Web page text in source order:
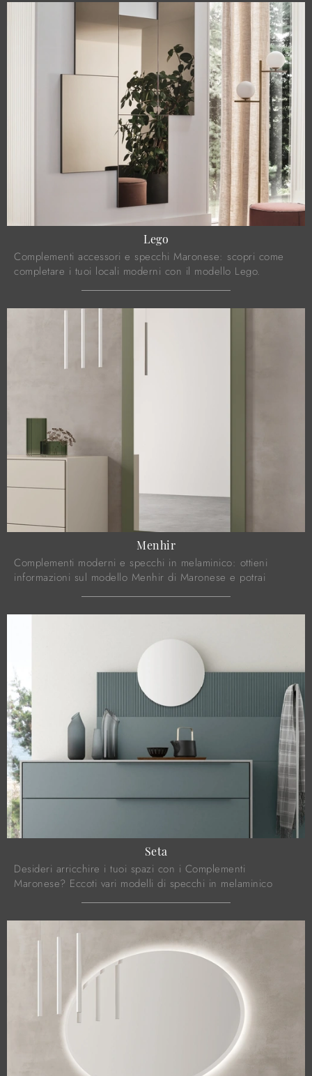
Lego
Complementi accessori e specchi Maronese: scopri come
completare i tuoi locali moderni con il modello Lego.
Menhir
Complementi moderni e specchi in melaminico: ottieni
informazioni sul modello Menhir di Maronese e potrai
Seta
Desideri arricchire i tuoi spazi con i Complementi
Maronese? Eccoti vari modelli di specchi in melaminico